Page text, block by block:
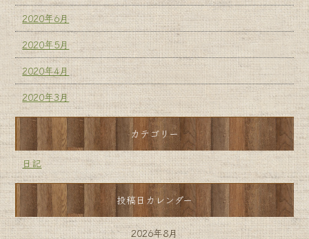
2020年6月
2020年5月
2020年4月
2020年3月
カテゴリー
日記
投稿日カレンダー
2026年8月